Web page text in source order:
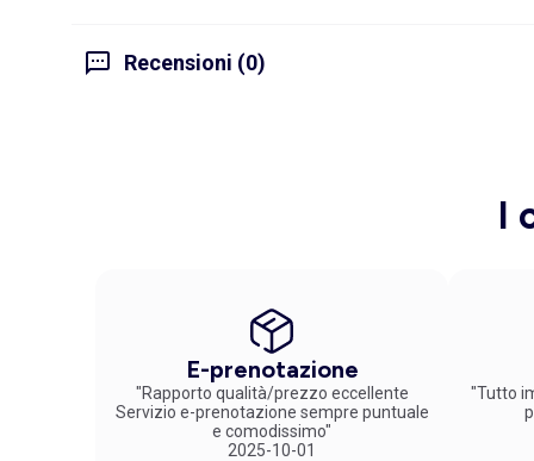
Recensioni (0)
I
E-prenotazione
"Rapporto qualità/prezzo eccellente
Servizio e-prenotazione sempre puntuale
e comodissimo"
2025-10-01
"Tutto